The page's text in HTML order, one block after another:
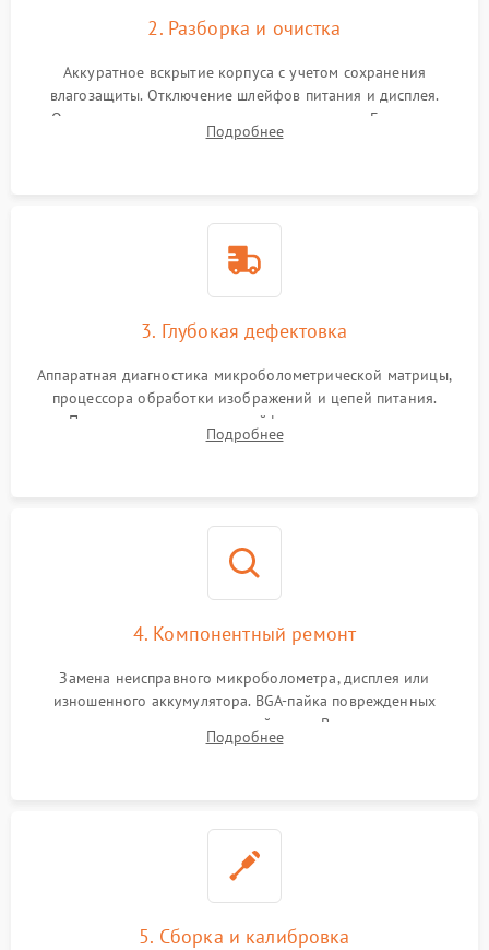
2. Разборка и очистка
Аккуратное вскрытие корпуса с учетом сохранения
влагозащиты. Отключение шлейфов питания и дисплея.
Очистка внутренних плат от окислов и пыли. Бережная
обработка германиевого объектива специализированными
Подробнее
3. Глубокая дефектовка
Аппаратная диагностика микроболометрической матрицы,
процессора обработки изображений и цепей питания.
Проверка целостности шлейфов, модуля памяти и
интерфейсов связи. Выявление сгоревших SMD-компонентов
Подробнее
4. Компонентный ремонт
Замена неисправного микроболометра, дисплея или
изношенного аккумулятора. BGA-пайка поврежденных
контроллеров на материнской плате. Восстановление
разъемов и кнопок, замена поврежденных элементов
Подробнее
5. Сборка и калибровка